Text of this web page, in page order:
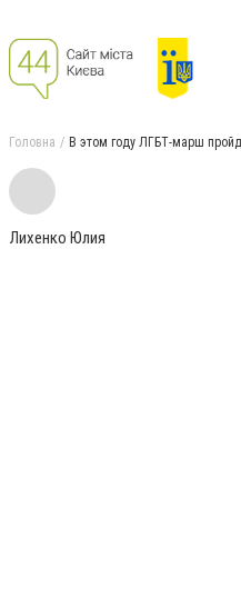
Головна В этом году ЛГБТ-марш
Лихенко Юлия